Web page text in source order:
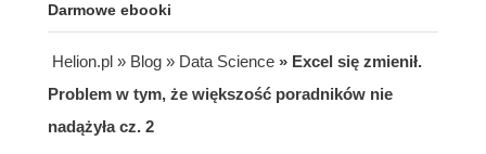
Darmowe ebooki
Helion.pl » Blog » Data Science » Excel się zmienił.
Problem w tym, że większość poradników nie
nadążyła cz. 2